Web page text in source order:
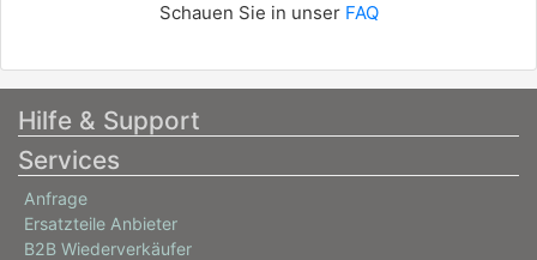
Schauen Sie in unser FAQ
Hilfe & Support
Services
Anfrage
Ersatzteile Anbieter
B2B Wiederverkäufer